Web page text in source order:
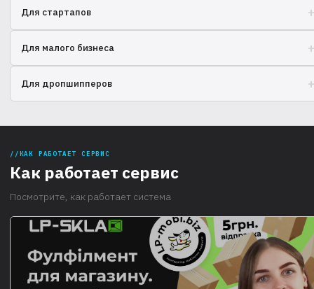
Для стартапов
Для малого бизнеса
Для дропшипперов
КАК РАБОТАЕТ СЕРВИС
Как работает сервис
Посмотрите, как работает система